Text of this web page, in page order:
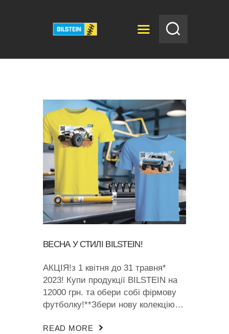
Bilstein
НОВИНИ
КАТАЛОГ
ДИСТРИБ’ЮТОРИ
АВТОСЕРВІС
ВЕСНА У СТИЛІ BILSTEIN!
АКЦІЯ!з 1 квітня до 31 травня*
2023! Купи продукції BILSTEIN на
12000 грн. та обери собі фірмову
футболку!**Збери нову колекцію…
READ MORE